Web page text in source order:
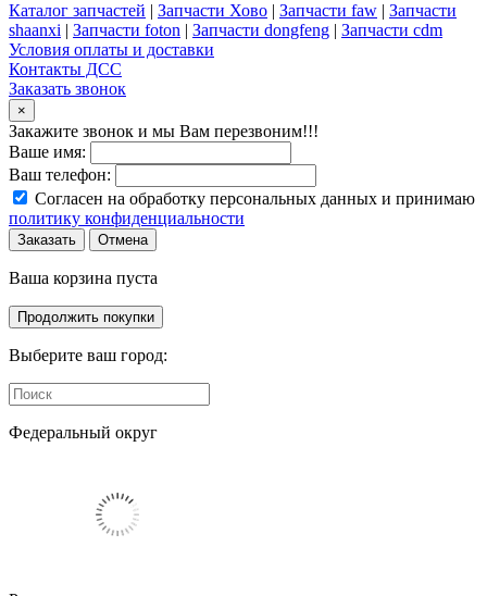
Каталог запчастей
Запчасти Хово Запчасти faw
Запчасти
shaanxi
Запчасти foton Запчасти dongfeng
Запчасти cdm
Условия оплаты и доставки
Контакты ДСС
Заказать звонок
×
Закажите звонок и мы Вам перезвоним!!!
Ваше имя:
Ваш телефон:
Согласен на обработку персональных данных и принимаю
политику конфиденциальности
Заказать Отмена
Ваша корзина пуста
Продолжить покупки
Выберите ваш город:
Федеральный округ